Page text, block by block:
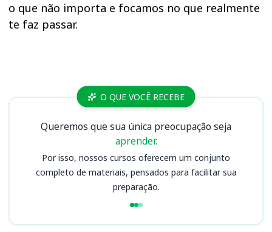
o que não importa e focamos no que realmente
te faz passar.
Cursos IME O QUE VOCÊ RECEBE
Queremos que sua única preocupação seja
aprender.
Por isso, nossos cursos oferecem um conjunto
completo de materiais, pensados para facilitar sua
preparação.